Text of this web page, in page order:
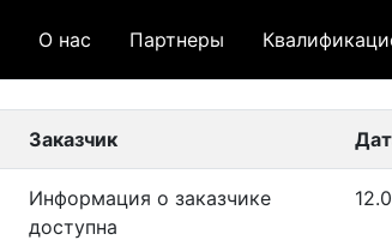
О нас Партнеры
Заказчик
Информация о заказчике
доступна